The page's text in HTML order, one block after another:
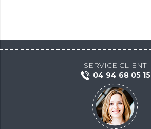
SERVICE CLIENT
04 94 68 05 15